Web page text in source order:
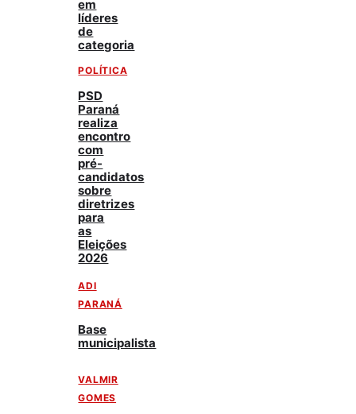
em
líderes
de
categoria
POLÍTICA
PSD
Paraná
realiza
encontro
com
pré-
candidatos
sobre
diretrizes
para
as
Eleições
2026
ADI
PARANÁ
Base
municipalista
VALMIR
GOMES